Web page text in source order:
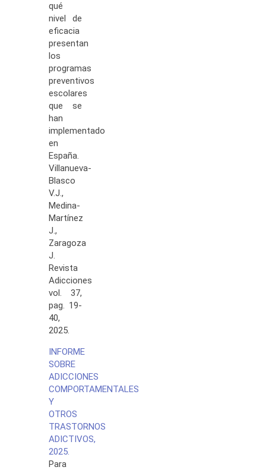
qué
nivel de
eficacia
presentan
los
programas
preventivos
escolares
que se
han
implementado
en
España.
Villanueva-
Blasco
V.J.,
Medina-
Martínez
J.,
Zaragoza
J.
Revista
Adicciones
vol. 37,
pag. 19-
40,
2025.
INFORME
SOBRE
ADICCIONES
COMPORTAMENTALES
Y
OTROS
TRASTORNOS
ADICTIVOS,
2025.
Para